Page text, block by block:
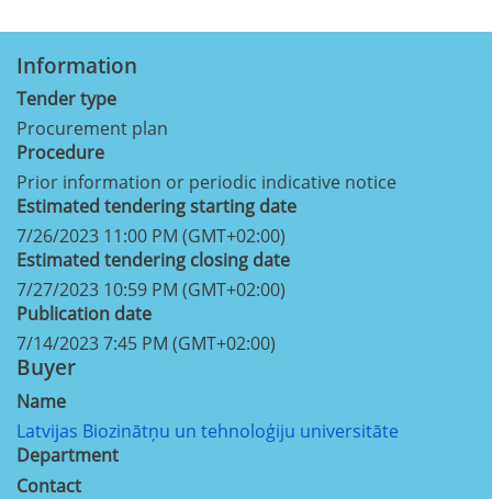
Information
Tender type
Procurement plan
Procedure
Prior information or periodic indicative notice
Estimated tendering starting date
7/26/2023 11:00 PM (GMT+02:00)
Estimated tendering closing date
7/27/2023 10:59 PM (GMT+02:00)
Publication date
7/14/2023 7:45 PM (GMT+02:00)
Buyer
Name
Latvijas Biozinātņu un tehnoloģiju universitāte
Department
Contact